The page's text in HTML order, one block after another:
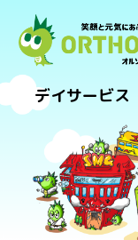
デイサービス